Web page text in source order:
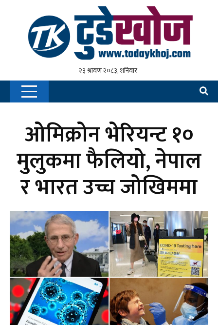
ओमिक्रोन भेरियन्ट १०
मुलुकमा फैलियो, नेपाल
र भारत उच्च जोखिममा